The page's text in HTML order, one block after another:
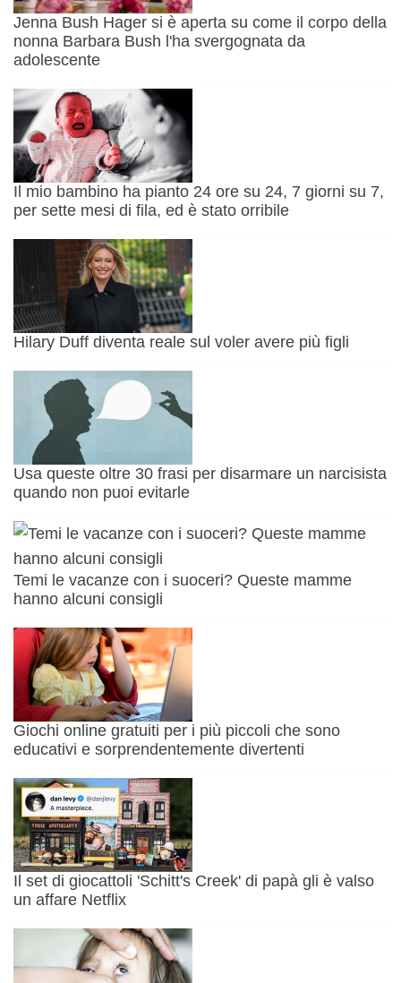
Jenna Bush Hager si è aperta su come il corpo della
nonna Barbara Bush l'ha svergognata da
adolescente
Il mio bambino ha pianto 24 ore su 24, 7 giorni su 7,
per sette mesi di fila, ed è stato orribile
Hilary Duff diventa reale sul voler avere più figli
Usa queste oltre 30 frasi per disarmare un narcisista
quando non puoi evitarle
Temi le vacanze con i suoceri? Queste mamme
hanno alcuni consigli
Giochi online gratuiti per i più piccoli che sono
educativi e sorprendentemente divertenti
Il set di giocattoli 'Schitt's Creek' di papà gli è valso
un affare Netflix